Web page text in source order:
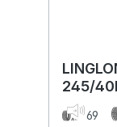
245/
69